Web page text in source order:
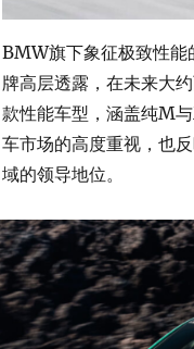
BMW旗下象征极致性能
牌高层透露，在未来大
款性能车型，涵盖纯M
车市场的高度重视，也
域的领导地位。